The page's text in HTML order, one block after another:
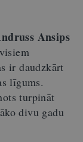
Ansips
ir daudzkārt
līgums.
turpināt
divu gadu